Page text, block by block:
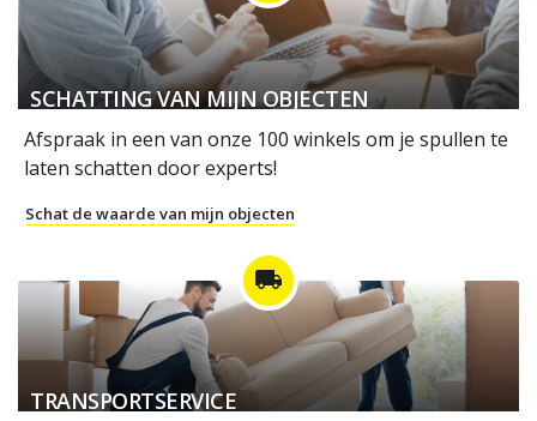
SCHATTING VAN MIJN OBJECTEN
Afspraak in een van onze 100 winkels om je spullen te
laten schatten door experts!
Schat de waarde van mijn objecten
local_shipping
TRANSPORTSERVICE